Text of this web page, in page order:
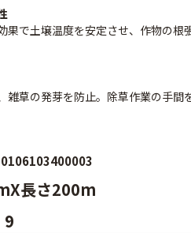
果で土壌温度を安定させ、作物の根
雑草の発芽を防止。除草作業の手間
長さ200m
9